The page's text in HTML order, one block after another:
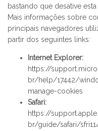
bastando que desative
Mais informações sobre
principais navegadores
partir dos seguintes links:
Internet Explorer:
https://
br/help/17442/
manage-cookies
Safari:
https://
br/guide/safari/